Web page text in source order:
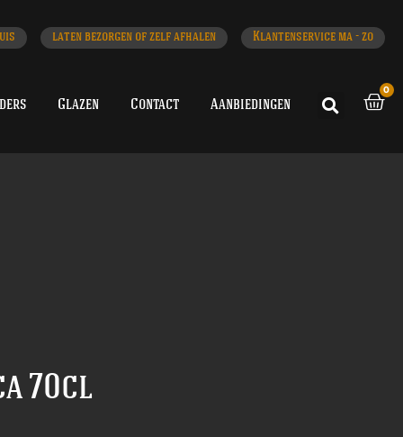
laten bezorgen of zelf afhalen Klantenservice ma - zo
Glazen Contact Aanbiedingen
0
70cl